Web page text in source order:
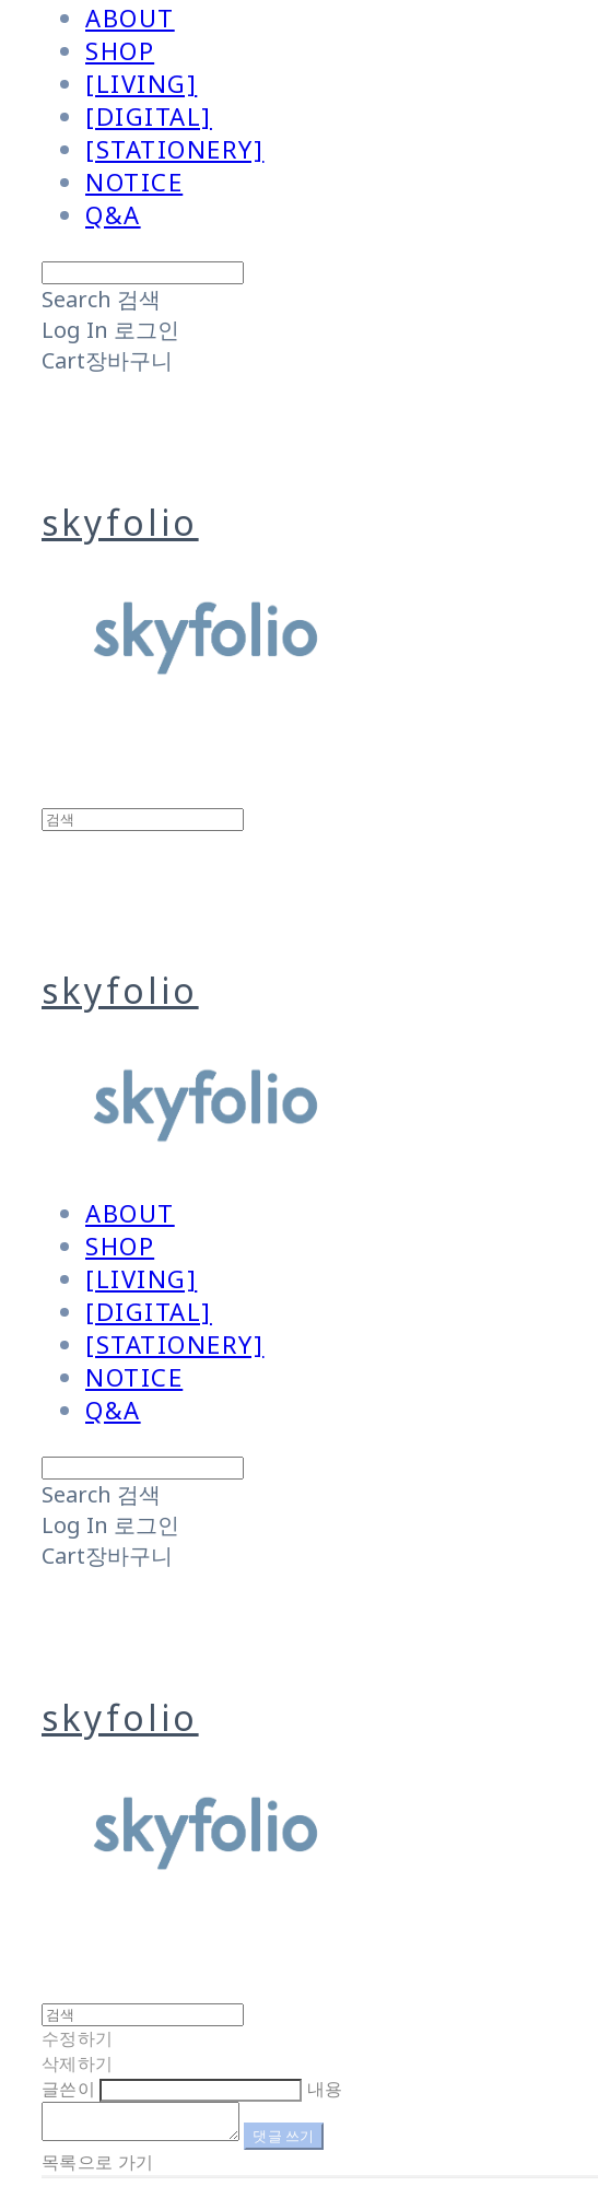
ABOUT
SHOP
[LIVING]
[DIGITAL]
[STATIONERY]
NOTICE
Q&A
Search 검색
Log In 로그인
Cart장바구니
skyfolio
skyfolio
ABOUT
SHOP
[LIVING]
[DIGITAL]
[STATIONERY]
NOTICE
Q&A
Search 검색
Log In 로그인
Cart장바구니
skyfolio
수정하기
삭제하기
글쓴이
내용
댓글 쓰기
목록으로 가기